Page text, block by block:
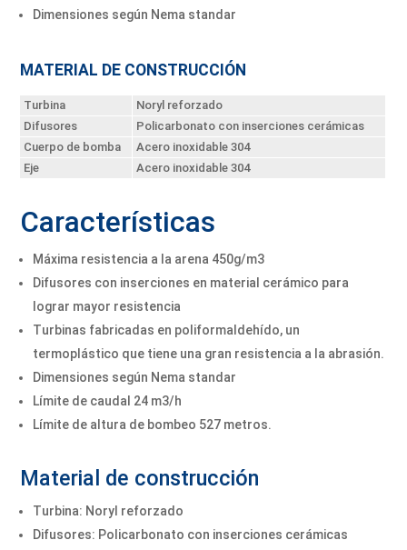
Dimensiones según Nema standar
MATERIAL DE CONSTRUCCIÓN
Turbina
Noryl reforzado
Difusores
Policarbonato con inserciones cerámicas
Cuerpo de bomba
Acero inoxidable 304
Eje
Acero inoxidable 304
Características
Máxima resistencia a la arena 450g/m3
Difusores con inserciones en material cerámico para
lograr mayor resistencia
Turbinas fabricadas en poliformaldehído, un
termoplástico que tiene una gran resistencia a la abrasión.
Dimensiones según Nema standar
Límite de caudal 24 m3/h
Límite de altura de bombeo 527 metros.
Material de construcción
Turbina: Noryl reforzado
Difusores: Policarbonato con inserciones cerámicas